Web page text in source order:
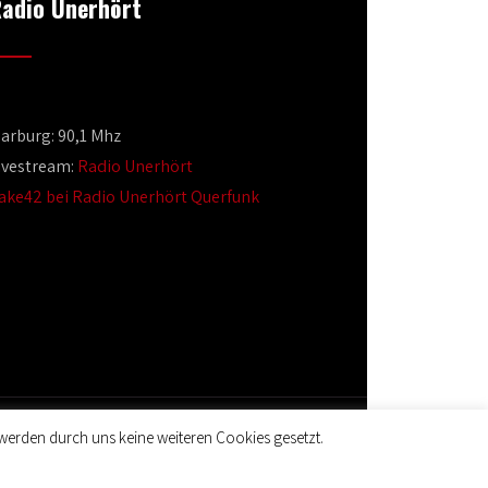
Unerhört
90,1 Mhz
Radio Unerhört
bei Radio Unerhört Querfunk
durch uns keine weiteren Cookies gesetzt.